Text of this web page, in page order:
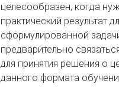
целесообразен, когда
практический результат
сформулированной
предварительно
для принятия решения о
данного формата